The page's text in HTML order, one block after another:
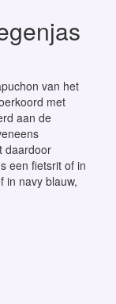
van het
met
aan de
daardoor
een fietsrit of in
in navy blauw,